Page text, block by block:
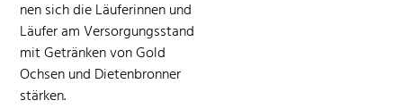
nen sich die Läuferin­nen und
Läufer am Ver­sorgungs­stand
mit Getränken von Gold
Ochsen und Dieten­bron­ner
stärken.